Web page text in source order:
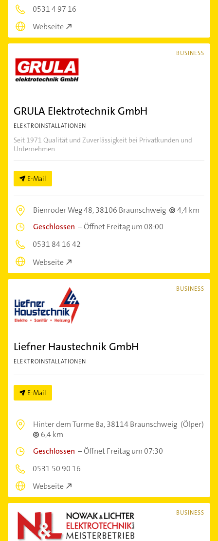
0531 4 97 16
Webseite
BUSINESS
GRULA Elektrotechnik GmbH
ELEKTROINSTALLATIONEN
Seit 1971 Qualität und Zuverlässigkeit bei Privatkunden und
Unternehmen
E-Mail
Bienroder Weg 48,38106 Braunschweig
4,4 km
Geschlossen –Öffnet Freitag um 08:00
0531 84 16 42
Webseite
BUSINESS
Liefner Haustechnik GmbH
ELEKTROINSTALLATIONEN
E-Mail
Hinter dem Turme 8a,38114 Braunschweig (Ölper)
6,4 km
Geschlossen –Öffnet Freitag um 07:30
0531 50 90 16
Webseite
BUSINESS